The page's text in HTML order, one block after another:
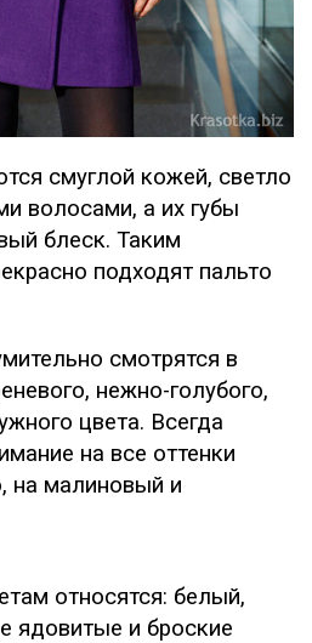
смуглой кожей, светло
волосами, а их губы
блеск. Таким
подходят пальто
смотрятся в
нежно-голубого,
цвета. Всегда
на все оттенки
на малиновый и
относятся: белый,
ядовитые и броские